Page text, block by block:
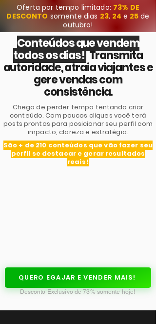
Oferta por tempo limitado: 73% DE
DESCONTO somente dias 23, 24 e 25 de
outubro!
Conteúdos que vendem
todos os dias! Transmita
autoridade, atraia viajantes e
gere vendas com
consistência.
Chega de perder tempo tentando criar
conteúdo. Com poucos cliques você terá
posts prontos para posicionar seu perfil com
impacto, clareza e estratégia.
São + de 210 conteúdos que vão fazer seu
perfil se destacar e gerar resultados
reais!
QUERO EGAJAR E VENDER MAIS!
Desconto Exclusivo de 73% somente hoje!​